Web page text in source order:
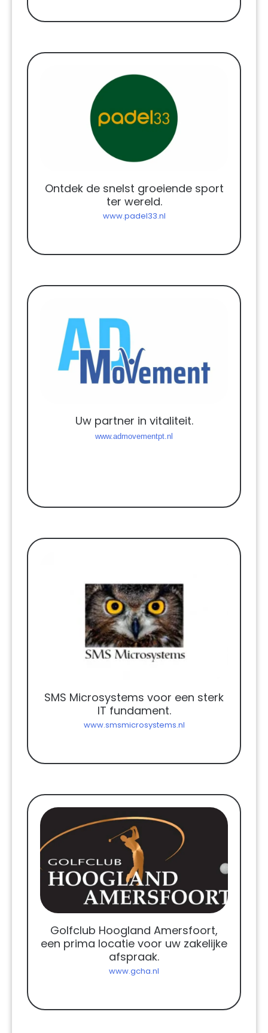
Ontdek de snelst groeiende sport
ter wereld.
www.padel33.nl
Uw partner in vitaliteit.
www.admovementpt.nl
SMS Microsystems voor een sterk
IT fundament.
www.smsmicrosystems.nl
Golfclub Hoogland Amersfoort,
een prima locatie voor uw zakelijke
afspraak.
www.gcha.nl